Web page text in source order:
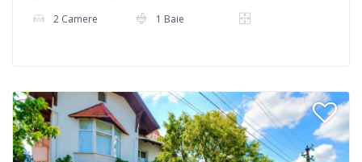
2 Camere 1 Baie